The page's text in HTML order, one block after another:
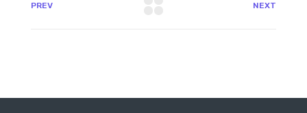
PREV NEXT